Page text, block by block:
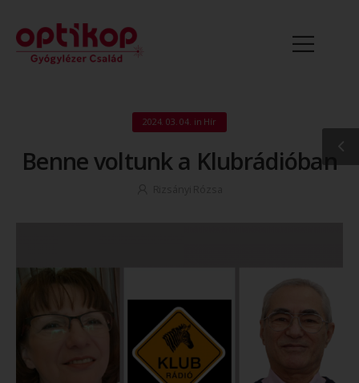
2024. 03. 04. in Hír
Benne voltunk a Klubrádióban